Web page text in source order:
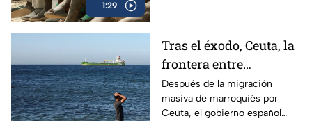
1:29
Tras el éxodo, Ceuta, la
frontera entre
Marruecos y España,
parece tranquila
Después de la migración
masiva de marroquiés por
Ceuta, el gobierno español